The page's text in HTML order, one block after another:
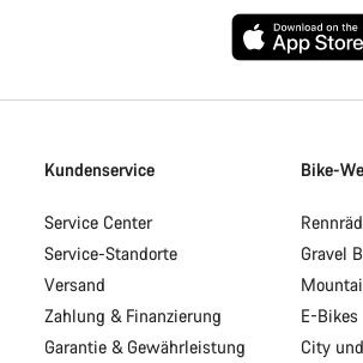
Kundenservice
Service Center
Service-Standorte
Versand
Zahlung & Finanzierung
Garantie & Gewährleistung
Bike-
Gravel
E-Bikes
City